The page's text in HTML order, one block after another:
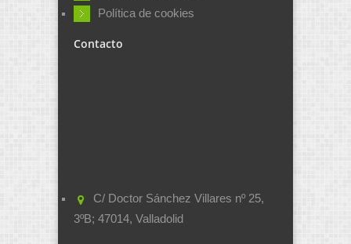
Política de cookies
Contacto
C/ Doctor Sánchez Villares nº 25,
3ºB; 47014, Valladolid